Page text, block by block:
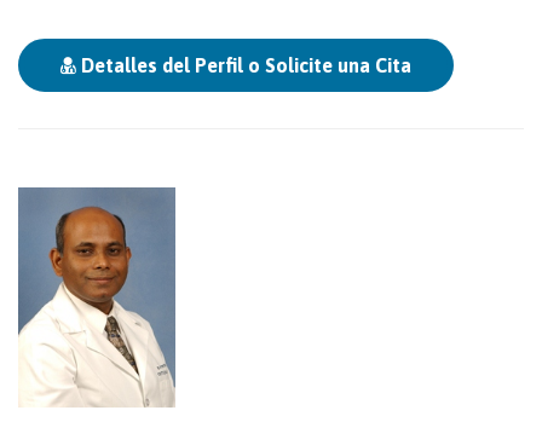
Detalles del Perfil o Solicite una Cita